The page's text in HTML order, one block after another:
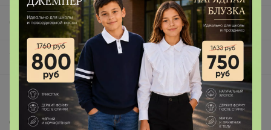
СП46 СИМА-ЛЕНД: НЕСКУЧНЫЕ подарки, приколы, креативная упаковка с характером
Упаковка
Описание
Страна: Россия